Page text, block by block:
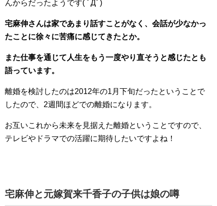
んからだったようです( ﾟДﾟ)
宅麻伸さんは家であまり話すことがなく、会話が少なかっ
たことに徐々に苦痛に感じてきたとか。
また仕事を通じて人生をもう一度やり直そうと感じたとも
語っています。
離婚を検討したのは2012年の1月下旬だったということで
したので、2週間ほどでの離婚になります。
お互いこれから未来を見据えた離婚ということですので、
テレビやドラマでの活躍に期待したいですよね！
宅麻伸と元嫁賀来千香子の子供は娘の噂